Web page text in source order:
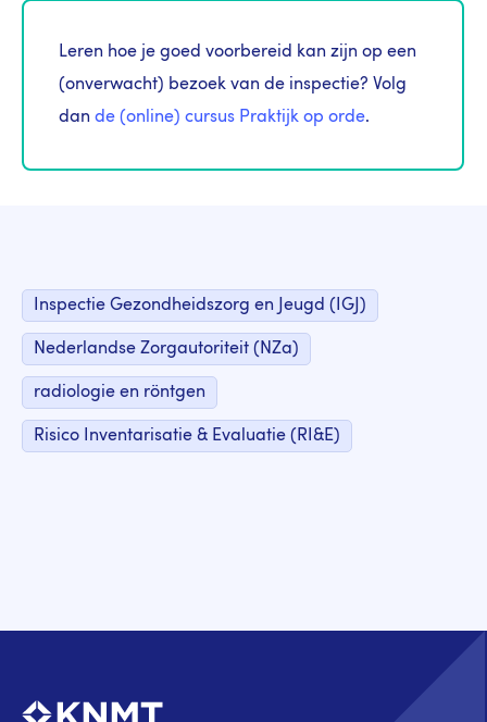
Leren hoe je goed voorbereid kan zijn op een
(onverwacht) bezoek van de inspectie? Volg
dan de (online) cursus Praktijk op orde.
Inspectie Gezondheidszorg en Jeugd (IGJ)
Nederlandse Zorgautoriteit (NZa)
radiologie en röntgen
Risico Inventarisatie & Evaluatie (RI&E)